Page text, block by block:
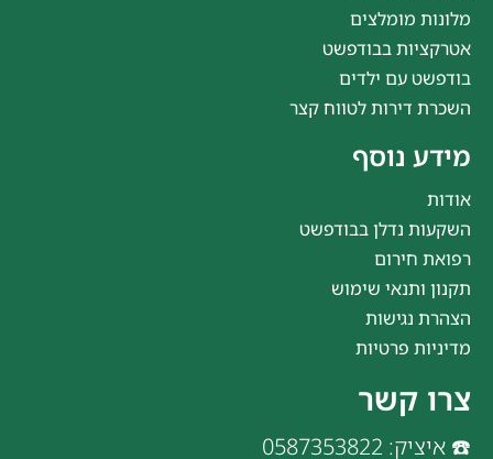
מלונות מומלצים
אטרקציות בבודפשט
בודפשט עם ילדים
השכרת דירות לטווח קצר
מידע נוסף
אודות
השקעות נדלן בבודפשט
רפואת חירום
תקנון ותנאי שימוש
הצהרת נגישות
מדיניות פרטיות
צרו קשר
☎️ איציק: 0587353822